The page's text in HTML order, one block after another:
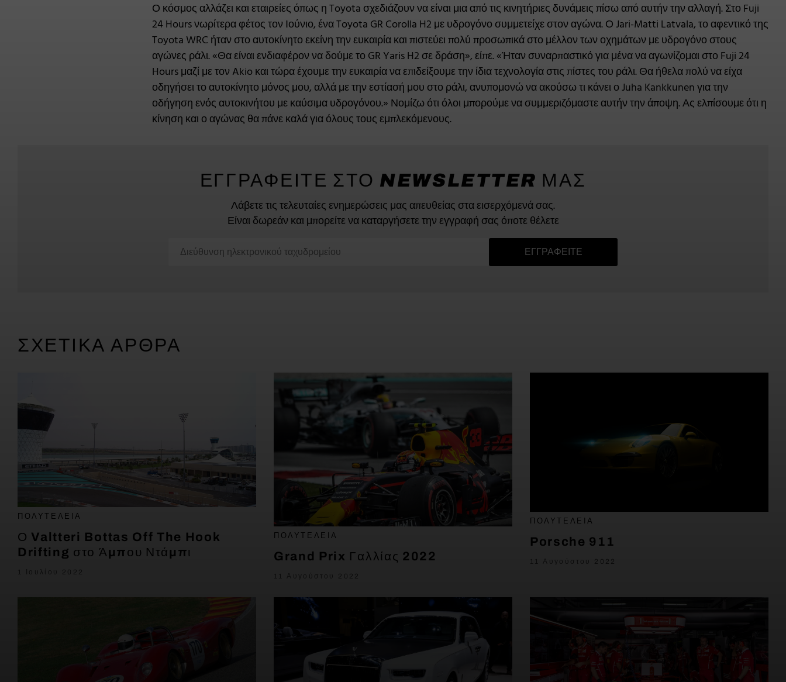
Ο κόσμος αλλάζει και εταιρείες όπως η Toyota σχεδιάζουν να είναι μια από τις κινητήριες δυνάμεις πίσω από αυτήν την αλλαγή. Στο Fuji
24 Hours νωρίτερα φέτος τον Ιούνιο, ένα Toyota GR Corolla H2 με υδρογόνο συμμετείχε στον αγώνα. Ο Jari-Matti Latvala, το αφεντικό της
Toyota WRC ήταν στο αυτοκίνητο εκείνη την ευκαιρία και πιστεύει πολύ προσωπικά στο μέλλον των οχημάτων με υδρογόνο στους
αγώνες ράλι. «Θα είναι ενδιαφέρον να δούμε το GR Yaris H2 σε δράση», είπε. «Ήταν συναρπαστικό για μένα να αγωνίζομαι στο Fuji 24
Hours μαζί με τον Akio και τώρα έχουμε την ευκαιρία να επιδείξουμε την ίδια τεχνολογία στις πίστες του ράλι. Θα ήθελα πολύ να είχα
οδηγήσει το αυτοκίνητο μόνος μου, αλλά με την εστίασή μου στο ράλι, ανυπομονώ να ακούσω τι κάνει ο Juha Kankkunen για την
οδήγηση ενός αυτοκινήτου με καύσιμα υδρογόνου.» Νομίζω ότι όλοι μπορούμε να συμμεριζόμαστε αυτήν την άποψη. Ας ελπίσουμε ότι η
κίνηση και ο αγώνας θα πάνε καλά για όλους τους εμπλεκόμενους.
ΕΓΓΡΑΦΕΙΤΕ ΣΤΟ NEWSLETTER ΜΑΣ
Λάβετε τις τελευταίες ενημερώσεις μας απευθείας στα εισερχόμενά σας.
Είναι δωρεάν και μπορείτε να καταργήσετε την εγγραφή σας όποτε θέλετε
ΕΓΓΡΑΦΕΊΤΕ
ΣΧΕΤΙΚΆ ΆΡΘΡΑ
ΠΟΛΥΤΈΛΕΙΑ
Ο Valtteri Bottas Off The Hook
Drifting στο Άμπου Ντάμπι
1 Ιουλίου 2022
ΠΟΛΥΤΈΛΕΙΑ
Grand Prix Γαλλίας 2022
11 Αυγούστου 2022
ΠΟΛΥΤΈΛΕΙΑ
Porsche 911
11 Αυγούστου 2022